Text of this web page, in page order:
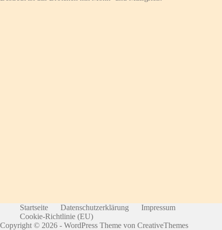
Startseite Datenschutzerklärung
Impressum
Cookie-Richtlinie (EU)
Copyright © 2026 - WordPress Theme von CreativeThemes